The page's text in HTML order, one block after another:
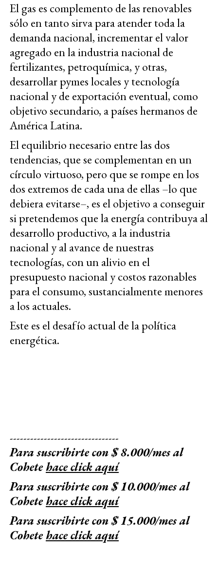
El gas es complemento de las renovables
sólo en tanto sirva para atender toda la
demanda nacional, incrementar el valor
agregado en la industria nacional de
fertilizantes, petroquímica, y otras,
desarrollar pymes locales y tecnología
nacional y de exportación eventual, como
objetivo secundario, a países hermanos de
América Latina.
El equilibrio necesario entre las dos
tendencias, que se complementan en un
círculo virtuoso, pero que se rompe en los
dos extremos de cada una de ellas –lo que
debiera evitarse–, es el objetivo a conseguir
si pretendemos que la energía contribuya al
desarrollo productivo, a la industria
nacional y al avance de nuestras
tecnologías, con un alivio en el
presupuesto nacional y costos razonables
para el consumo, sustancialmente menores
a los actuales.
Este es el desafío actual de la política
energética.
--------------------------------
Para suscribirte con $ 8.000/mes al
Cohetehace click aquí
Para suscribirte con $ 10.000/mes al
Cohetehace click aquí
Para suscribirte con $ 15.000/mes al
Cohetehace click aquí